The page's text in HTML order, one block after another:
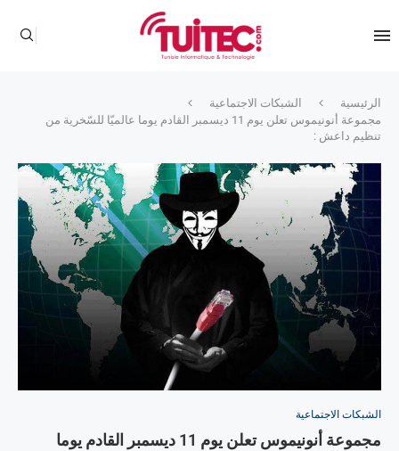
الرئيسية
الشبكات الاجتماعية
مجموعة أنونيموس تعلن يوم 11 ديسمبر القادم يوما عالميّا للسّخرية من
تنظيم داعش :
الشبكات الاجتماعية
مجموعة أنونيموس تعلن يوم 11 ديسمبر القادم يوما